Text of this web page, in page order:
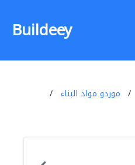
Buildeey
موردو مواد البناء